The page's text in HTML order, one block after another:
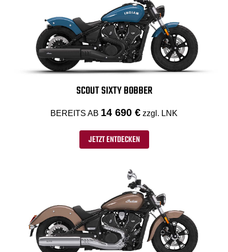
SCOUT SIXTY BOBBER
BEREITS AB 14 690 € zzgl. LNK
JETZT ENTDECKEN